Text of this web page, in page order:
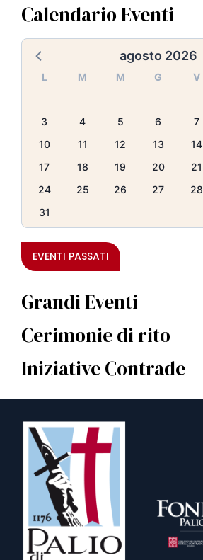
Calendario Eventi
agosto 2026
L M M G V
3
4 5 6 7
10
11 12 13 14
17
18 19 20 21
24
25 26 27 28
31
EVENTI PASSATI
Grandi Eventi
Cerimonie di rito
Iniziative Contrade